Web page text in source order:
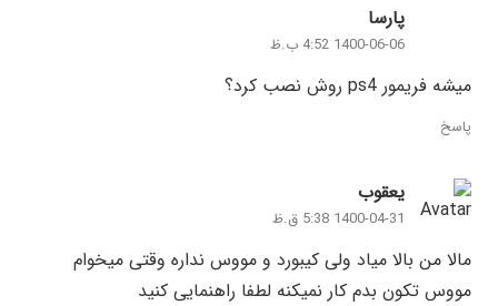
پارسا
1400-06-06 4:52 ب.ظ
میشه فریمور ps4 روش نصب کرد؟
پاسخ
یعقوب
1400-04-31 5:38 ق.ظ
مالا من بالا میاد ولی کیبورد و مووس نداره وقتی میخوام
مووس تکون بدم کار نمیکنه لطفا راهنمایی کنید